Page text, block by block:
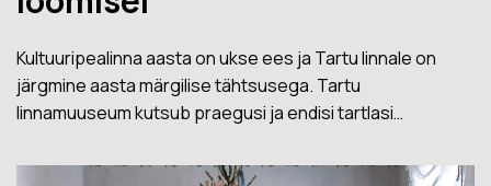
Kultuuripealinna aasta on ukse ees ja Tartu linnale on
järgmine aasta märgilise tähtsusega. Tartu
linnamuuseum kutsub praegusi ja endisi tartlasi…